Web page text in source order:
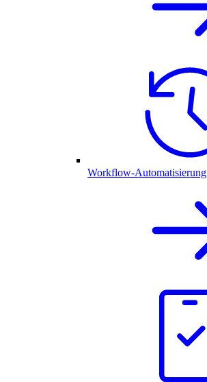
Workflow-Automatisierung